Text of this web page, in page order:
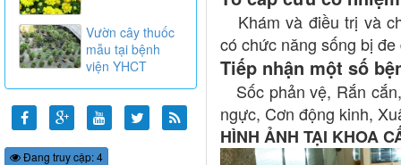
Khám và điều trị và
có chức năng sống bị
Tiếp nhận một số
Sốc phản vệ, Rắn
ngực, Cơn động kinh,
HÌNH ẢNH TẠI KHOA
Vườn cây thuốc
mẫu tại bệnh
viện YHCT
Đang truy cập: 4